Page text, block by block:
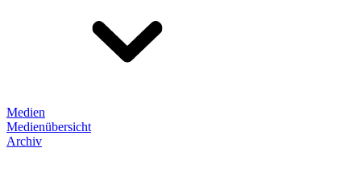
Medien
Medienübersicht
Archiv